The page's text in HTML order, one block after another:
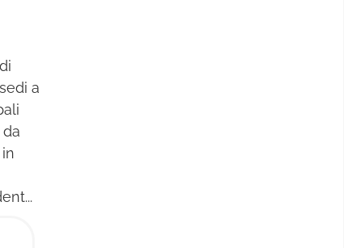
a